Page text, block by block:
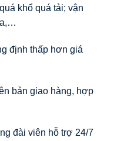
khổ quá tải; vận
định thấp hơn giá
bản giao hàng, hợp
đài viên hỗ trợ 24/7